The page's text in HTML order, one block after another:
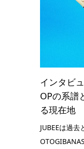
インタビ
OPの系譜
る現在地
JUBEEは過